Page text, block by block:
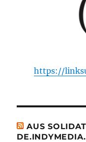
https://
AUS